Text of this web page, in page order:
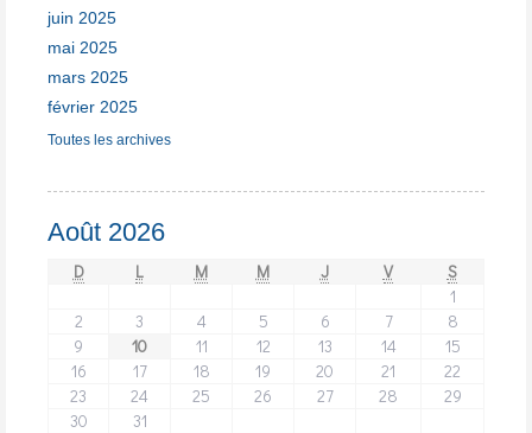
juin 2025
mai 2025
mars 2025
février 2025
Toutes les archives
Août 2026
D L M M J V
S
1
2
3 4 5 6 7
8
9
10 11 12 13 14
15
16
17 18 19 20 21
22
23
24 25 26 27 28
29
30
31